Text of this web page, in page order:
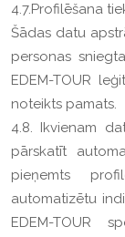
4.7.Profilēšana
Šādas datu
personas
EDEM-TOUR
noteikts pamats.
4.8. Ikvienam
pārskatīt
pieņemts
automatizētu
EDEM-TOUR